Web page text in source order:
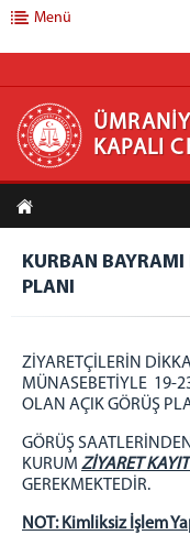
ÜMRANİYE T TİPİ
KURUMUMUZ
YÖNETİM KADROSU
SEKRETERLİK
PERSONEL KALEMİ
İNFAZ BÜROSU
AMBAR BİRİMİ
EĞİTİM BİRİMİ
KURUM REVİRİ
Menü
KAPALI
KURBAN BAYRAMI
PLANI
ZİYARETÇİLERİN
MÜNASEBETİYLE 19-
OLAN AÇIK GÖRÜŞ
GÖRÜŞ SAATLERİNDEN
KURUM ZİYARET
GEREKMEKTEDİR.
NOT: Kimliksiz İşlem